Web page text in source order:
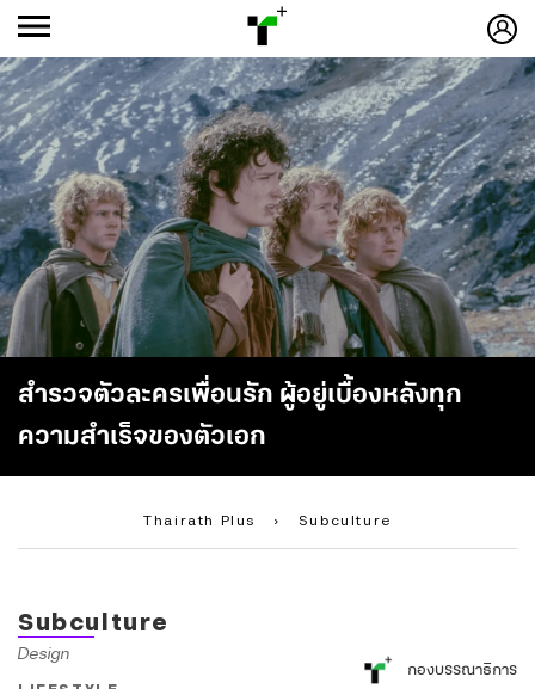
สำรวจตัวละครเพื่อนรัก ผู้อยู่เบื้องหลังทุก
ความสำเร็จของตัวเอก
Thairath Plus › Subculture
-ก
Subculture
Design
กองบรรณาธิการ